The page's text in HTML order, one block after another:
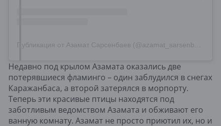
Недавно под крылом Азамата оказались две
потерявшиеся фламинго – один заблудился в снегах
Каражанбаса, а второй затерялся в морпорту.
Теперь эти красивые птицы находятся под
заботливым ведомством Азамата и обживают его
ванную комнату. Азамат не просто приютил их, но и